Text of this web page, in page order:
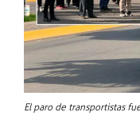
El paro de transportistas